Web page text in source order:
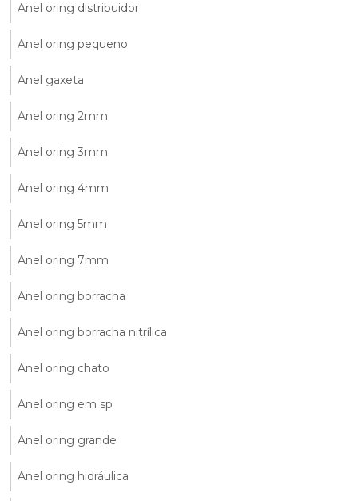
Anel oring distribuidor
Anel oring pequeno
Anel gaxeta
Anel oring 2mm
Anel oring 3mm
Anel oring 4mm
Anel oring 5mm
Anel oring 7mm
Anel oring borracha
Anel oring borracha nitrílica
Anel oring chato
Anel oring em sp
Anel oring grande
Anel oring hidráulica